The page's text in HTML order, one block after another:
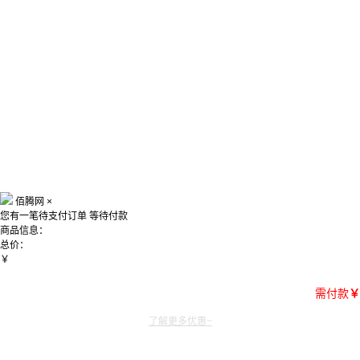
佰腾网 ×
您有一笔待支付订单 等待付款
商品信息：
总价：
￥
需付款￥
了解更多优惠~